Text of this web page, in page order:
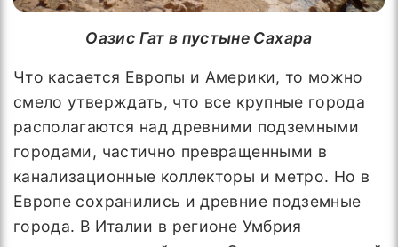
Оазис Гат в пустыне Сахара
Что касается Европы и Америки, то можно
смело утверждать, что все крупные города
располагаются над древними подземными
городами, частично превращенными в
канализационные коллекторы и метро. Но в
Европе сохранились и древние подземные
города. В Италии в регионе Умбрия